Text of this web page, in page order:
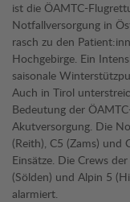
ist die ÖAMTC-
Notfallversorgung in
rasch zu den
Hochgebirge. Ein
saisonale
Auch in Tirol
Bedeutung der
Akutversorgung. Die
(Reith), C5 (Zams) und
Einsätze. Die Crews
(Sölden) und Alpin 5
alarmiert.